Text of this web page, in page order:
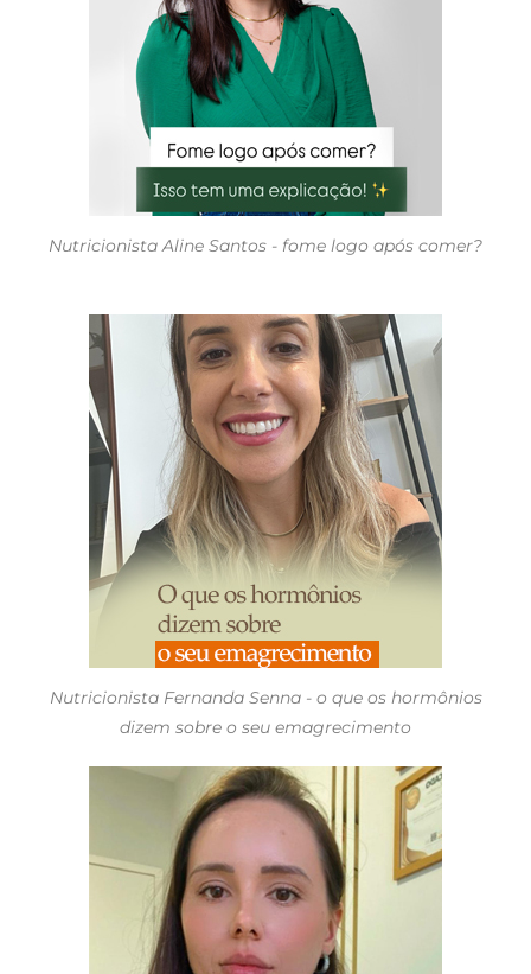
Nutricionista Aline Santos - fome logo após comer?
Nutricionista Fernanda Senna - o que os hormônios
dizem sobre o seu emagrecimento